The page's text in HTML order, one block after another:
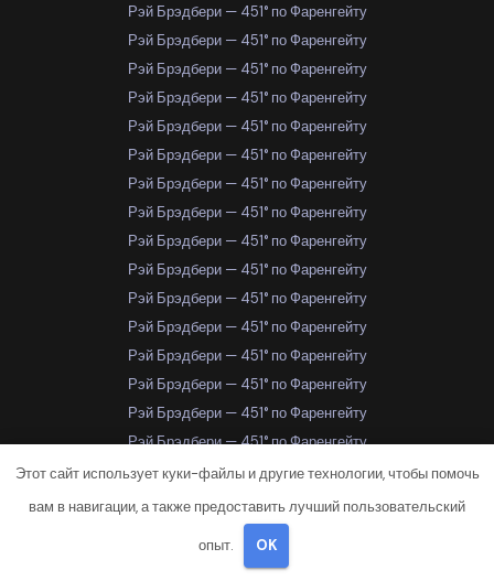
Рэй Брэдбери — 451° по Фаренгейту
Рэй Брэдбери — 451° по Фаренгейту
Рэй Брэдбери — 451° по Фаренгейту
Рэй Брэдбери — 451° по Фаренгейту
Рэй Брэдбери — 451° по Фаренгейту
Рэй Брэдбери — 451° по Фаренгейту
Рэй Брэдбери — 451° по Фаренгейту
Рэй Брэдбери — 451° по Фаренгейту
Рэй Брэдбери — 451° по Фаренгейту
Рэй Брэдбери — 451° по Фаренгейту
Рэй Брэдбери — 451° по Фаренгейту
Рэй Брэдбери — 451° по Фаренгейту
Рэй Брэдбери — 451° по Фаренгейту
Рэй Брэдбери — 451° по Фаренгейту
Рэй Брэдбери — 451° по Фаренгейту
Рэй Брэдбери — 451° по Фаренгейту
Рэй Брэдбери — 451° по Фаренгейту
Рэй Брэдбери — 451° по Фаренгейту
Рэй Брэдбери — 451° по Фаренгейту
Рэй Брэдбери — 451° по Фаренгейту
Этот сайт использует куки-файлы и другие технологии, чтобы помочь
вам в навигации, а также предоставить лучший пользовательский
опыт. OK